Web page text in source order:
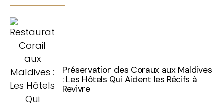
Préservation des Coraux aux Maldives
: Les Hôtels Qui Aident les Récifs à
Revivre